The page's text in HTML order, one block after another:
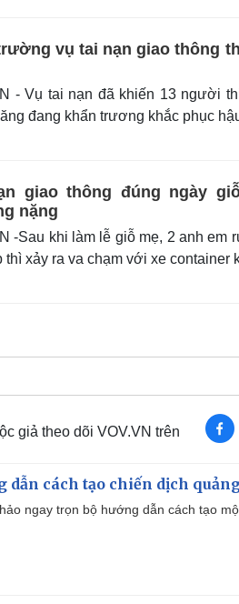
vụ tai nạn giao thông
- Vụ tai nạn đã khiến 13 người
đang khẩn trương khắc phục
giao thông đúng ngày
nặng
-Sau khi làm lễ giỗ mẹ, 2 anh em
thì xảy ra va chạm với xe container
giả theo dõi VOV.VN trên
dẫn cách tạo chiến dịch
ngay trọn bộ hướng dẫn cách tạo